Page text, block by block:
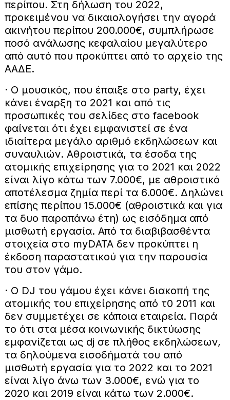
περίπου. Στη δήλωση του 2022,
προκειμένου να δικαιολογήσει την αγορά
ακινήτου περίπου 200.000€, συμπλήρωσε
ποσό ανάλωσης κεφαλαίου μεγαλύτερο
από αυτό που προκύπτει από το αρχείο της
ΑΑΔΕ.
· Ο μουσικός, που έπαιξε στο party, έχει
κάνει έναρξη το 2021 και από τις
προσωπικές του σελίδες στο facebook
φαίνεται ότι έχει εμφανιστεί σε ένα
ιδιαίτερα μεγάλο αριθμό εκδηλώσεων και
συναυλιών. Αθροιστικά, τα έσοδα της
ατομικής επιχείρησης για το 2021 και 2022
είναι λίγο κάτω των 7.000€, με αθροιστικό
αποτέλεσμα ζημία περί τα 6.000€. Δηλώνει
επίσης περίπου 15.000€ (αθροιστικά και για
τα δυο παραπάνω έτη) ως εισόδημα από
μισθωτή εργασία. Από τα διαβιβασθέντα
στοιχεία στο myDΑΤΑ δεν προκύπτει η
έκδοση παραστατικού για την παρουσία
του στον γάμο.
· Ο DJ του γάμου έχει κάνει διακοπή της
ατομικής του επιχείρησης από τ0 2011 και
δεν συμμετέχει σε κάποια εταιρεία. Παρά
το ότι στα μέσα κοινωνικής δικτύωσης
εμφανίζεται ως dj σε πλήθος εκδηλώσεων,
τα δηλούμενα εισοδήματά του από
μισθωτή εργασία για το 2022 και το 2021
είναι λίγο άνω των 3.000€, ενώ για το
2020 και 2019 είναι κάτω των 2.000€.